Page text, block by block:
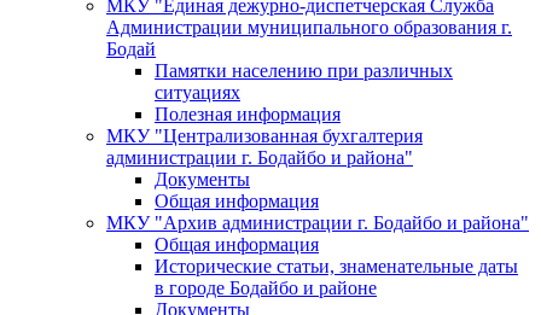
МКУ "Единая дежурно-диспетчерская Служба
Администрации муниципального образования г.
Бодай
Памятки населению при различных
ситуациях
Полезная информация
МКУ "Централизованная бухгалтерия
администрации г. Бодайбо и района"
Документы
Общая информация
МКУ "Архив администрации г. Бодайбо и района"
Общая информация
Исторические статьи, знаменательные даты
в городе Бодайбо и районе
Документы